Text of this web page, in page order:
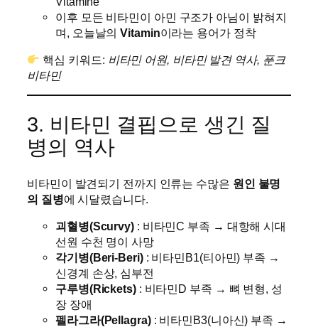
이후 모든 비타민이 아민 구조가 아님이 밝혀지
며, 오늘날의Vitamin이라는 용어가 정착
핵심 키워드: 비타민 어원, 비타민 발견 역사, 푼크
비타민
3. 비타민 결핍으로 생긴 질
병의 역사
비타민이 발견되기 전까지 인류는 수많은 원인 불명
의 질병에 시달렸습니다.
괴혈병(Scurvy): 비타민C 부족 → 대항해 시대
선원 수천 명이 사망
각기병(Beri-Beri): 비타민B1(티아민) 부족 →
신경계 손상, 심부전
구루병(Rickets): 비타민D 부족 → 뼈 변형, 성
장 장애
펠라그라(Pellagra): 비타민B3(니아신) 부족 →